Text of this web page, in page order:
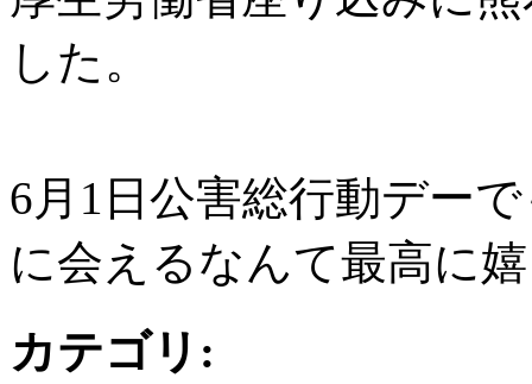
した。
6月1日公害総行動デー
に会えるなんて最高に
カテゴリ :